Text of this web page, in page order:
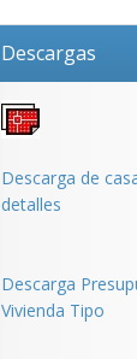
Descargas
Descarga de
detalles
Descarga
Vivienda Tipo